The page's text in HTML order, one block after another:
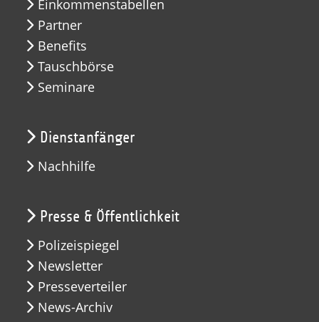
Einkommenstabellen
Partner
Benefits
Tauschbörse
Seminare
Dienstanfänger
Nachhilfe
Presse & Öffentlichkeit
Polizeispiegel
Newsletter
Presseverteiler
News-Archiv